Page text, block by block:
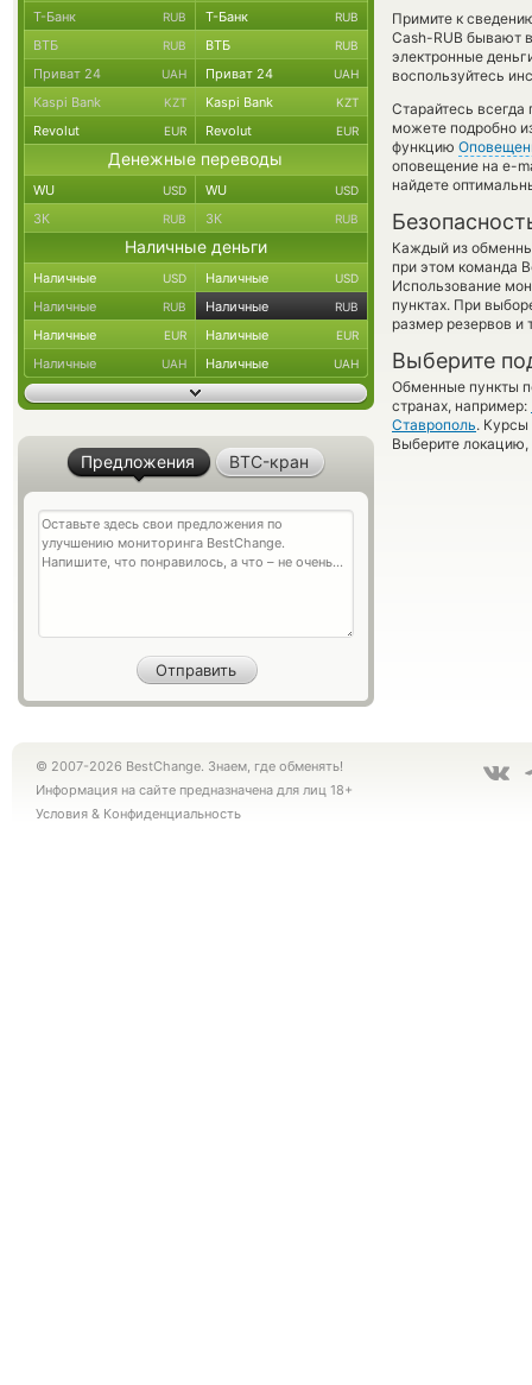
Примите к
Cash-RUB бывают
электронные
воспользуйтесь
Старайтесь
можете подробно
функцию
оповещение на e-
найдете
Каждый из
при этом команда
Использование
пунктах. При
размер резервов и
Выберите
Обменные пункты
странах, например:
Ставрополь. Курсы
Выберите локацию,
Т-Банк RUB Т-Банк RUB
ВТБ RUB ВТБ RUB
Приват 24 UAH Приват 24 UAH
Kaspi Bank KZT Kaspi Bank KZT
Revolut EUR Revolut EUR
Денежные переводы
WU USD WU USD
ЗК RUB ЗК RUB
Наличные деньги
Наличные USD Наличные USD
Наличные RUB Наличные RUB
Наличные EUR Наличные EUR
Наличные UAH Наличные UAH
Предложения BTC-кран
© 2007-2026 BestChange. Знаем, где обменять!
Информация на сайте предназначена для лиц 18+
Условия & Конфиденциальность